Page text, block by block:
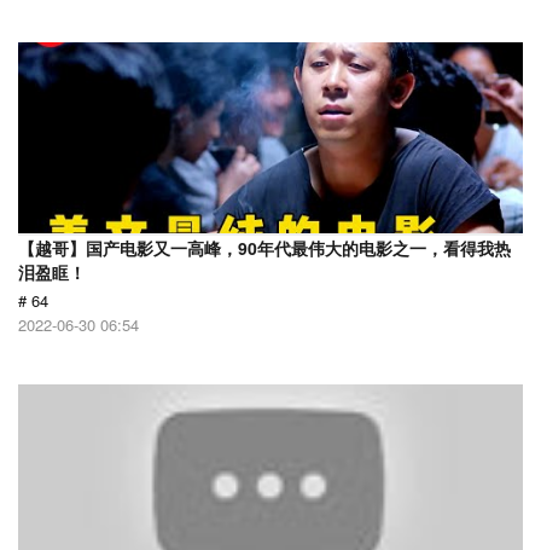
【越哥】国产电影又一高峰，90年代最伟大的电影之一，看得我热
泪盈眶！
# 64
2022-06-30 06:54